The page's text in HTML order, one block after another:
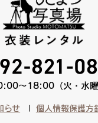
〜18:00（火・水曜
らせ 個人情報保護方